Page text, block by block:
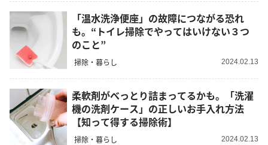
「温水洗浄便座」の故障につながる恐れ
も。“トイレ掃除でやってはいけない３つ
のこと”
掃除・暮らし 2024.02.13
柔軟剤がべっとり詰まってるかも。「洗濯
機の洗剤ケース」の正しいお手入れ方法
【知って得する掃除術】
掃除・暮らし 2024.02.13